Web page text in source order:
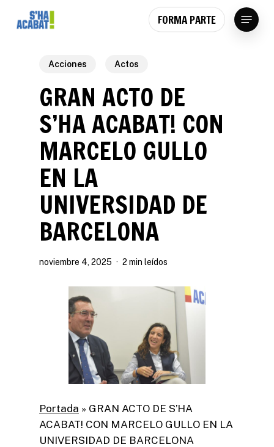
FORMA PARTE Menu
Acciones Actos
GRAN ACTO DE
S’HA ACABAT! CON
MARCELO GULLO
EN LA
UNIVERSIDAD DE
BARCELONA
noviembre 4, 2025 2 min leídos
Portada » GRAN ACTO DE S’HA
ACABAT! CON MARCELO GULLO EN LA
UNIVERSIDAD DE BARCELONA